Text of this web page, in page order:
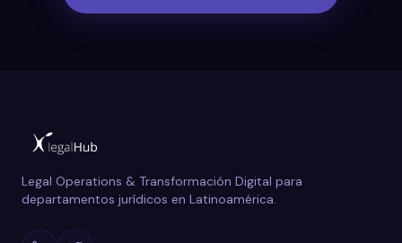
Legal Operations & Transformación Digital para
departamentos jurídicos en Latinoamérica.